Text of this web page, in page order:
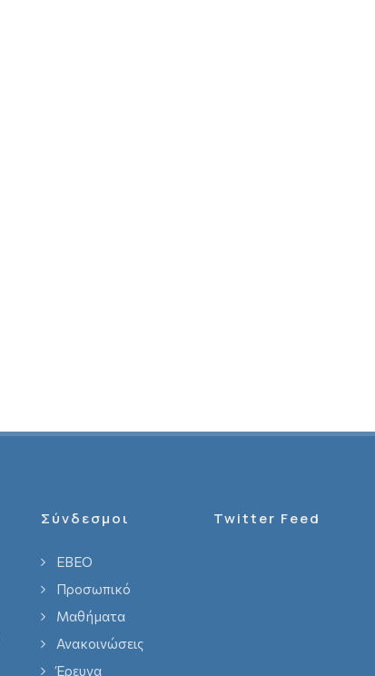
Σύνδεσμοι
ΕΒΕΟ
Προσωπικό
Μαθήματα
Ανακοινώσεις
Έρευνα
Twitter Feed